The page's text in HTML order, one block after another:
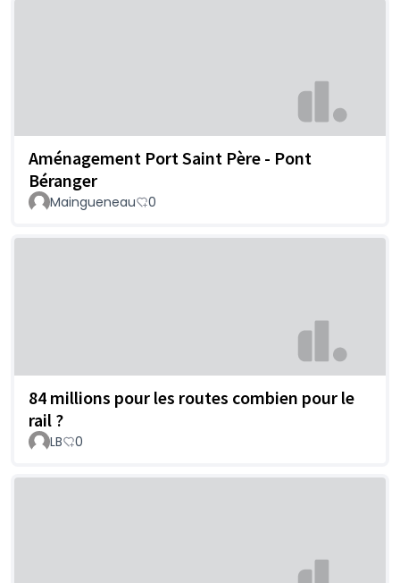
Aménagement Port Saint Père - Pont
Béranger
Maingueneau 0
84 millions pour les routes combien pour le
rail ?
LB 0